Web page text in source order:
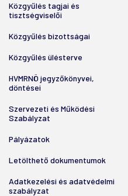
Közgyűlés tagjai és
tisztségviselői
Közgyűlés bizottságai
Közgyűlés ülésterve
HVMRNÖ jegyzőkönyvei,
döntései
Szervezeti és Működési
Szabályzat
Pályázatok
Letölthető dokumentumok
Adatkezelési és adatvédelmi
szabályzat